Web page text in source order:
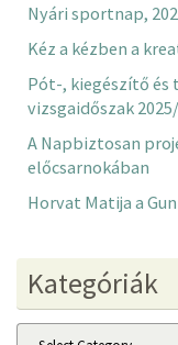
Nyári sportnap,
Kéz a kézben a
Pót-, kiegészítő és
vizsgaidőszak
A Napbiztosan
előcsarnokában
Horvat Matija a
Kategóriák
Kategóriák